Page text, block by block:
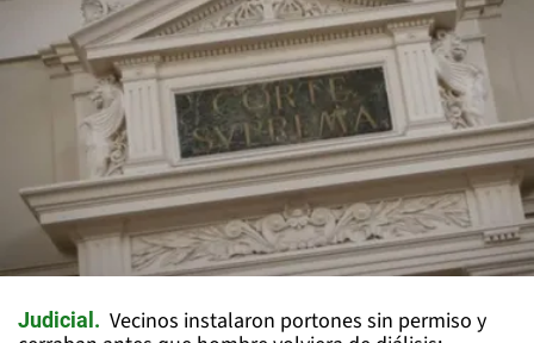
Judicial
Vecinos instalaron portones sin permiso y